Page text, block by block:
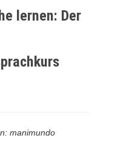
lernen: Der
manimundo